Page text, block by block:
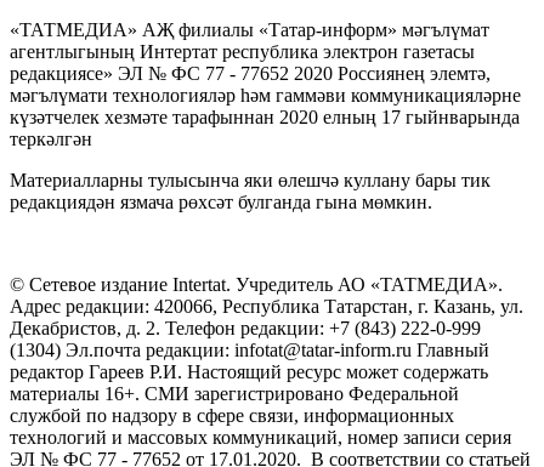
«ТАТМЕДИА» АҖ филиалы «Татар-информ» мәгълүмат
агентлыгының Интертат республика электрон газетасы
редакциясе» ЭЛ № ФС 77 - 77652 2020 Россиянең элемтә,
мәгълүмати технологияләр һәм гаммәви коммуникацияләрне
күзәтчелек хезмәте тарафыннан 2020 елның 17 гыйнварында
теркәлгән
Материалларны тулысынча яки өлешчә куллану бары тик
редакциядән язмача рөхсәт булганда гына мөмкин.
© Сетевое издание Intertat. Учредитель АО «ТАТМЕДИА».
Адрес редакции: 420066, Республика Татарстан, г. Казань, ул.
Декабристов, д. 2. Телефон редакции: +7 (843) 222-0-999
(1304) Эл.почта редакции: infotat@tatar-inform.ru Главный
редактор Гареев Р.И. Настоящий ресурс может содержать
материалы 16+. СМИ зарегистрировано Федеральной
службой по надзору в сфере связи, информационных
технологий и массовых коммуникаций, номер записи серия
ЭЛ № ФС 77 - 77652 от 17.01.2020. В соответствии со статьей